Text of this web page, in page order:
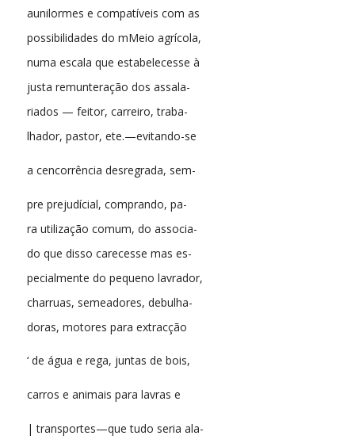
aunilormes e compatíveis com as
possibilidades do mMeio agrícola,
numa escala que estabelecesse à
justa remunteração dos assala-
riados — feitor, carreiro, traba-
lhador, pastor, ete.—evitando-se
a cencorrência desregrada, sem-
pre prejudícial, comprando, pa-
ra utilização comum, do associa-
do que disso carecesse mas es-
pecialmente do pequeno lavrador,
charruas, semeadores, debulha-
doras, motores para extracção
‘ de água e rega, juntas de bois,
carros e animais para lavras e
| transportes—que tudo seria ala-